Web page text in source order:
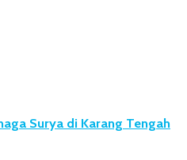
Surya di Karang Tengah